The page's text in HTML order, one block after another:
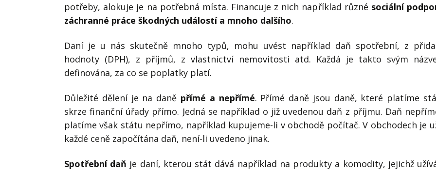
potřeby, alokuje je na potřebná místa. Financuje z nich například různé sociální
záchranné práce škodných událostí a mnoho dalšího.
Daní je u nás skutečně mnoho typů, mohu uvést například daň spotřební, z
hodnoty (DPH), z příjmů, z vlastnictví nemovitosti atd. Každá je takto svým
definována, za co se poplatky platí.
Důležité dělení je na daně přímé a nepřímé. Přímé daně jsou daně, které platíme
skrze finanční úřady přímo. Jedná se například o již uvedenou daň z příjmu. Daň
platíme však státu nepřímo, například kupujeme-li v obchodě počítač. V obchodech je
každé ceně započítána daň, není-li uvedeno jinak.
Spotřební daň je daní, kterou stát dává například na produkty a komodity, jejichž